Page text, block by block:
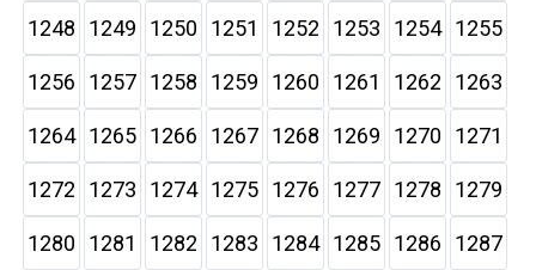
1248 1249 1250 1251 1252 1253 1254 1255
1256 1257 1258 1259 1260 1261 1262 1263
1264 1265 1266 1267 1268 1269 1270 1271
1272 1273 1274 1275 1276 1277 1278 1279
1280 1281 1282 1283 1284 1285 1286 1287